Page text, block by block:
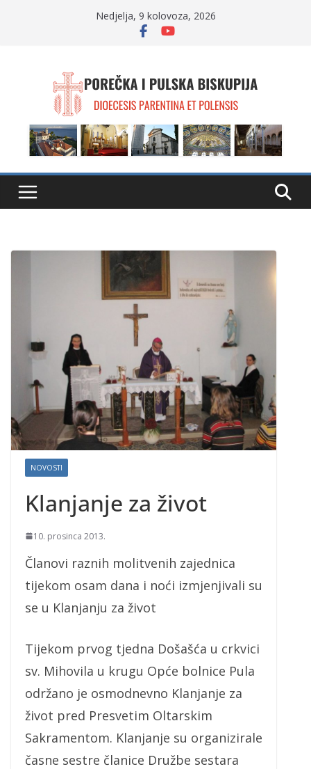
Nedjelja, 9 kolovoza, 2026
NOVOSTI
Klanjanje za život
10. prosinca 2013.
Članovi raznih molitvenih zajednica
tijekom osam dana i noći izmjenjivali su
se u Klanjanju za život
Tijekom prvog tjedna Došašća u crkvici
sv. Mihovila u krugu Opće bolnice Pula
održano je osmodnevno Klanjanje za
život pred Presvetim Oltarskim
Sakramentom. Klanjanje su organizirale
časne sestre članice Družbe sestara